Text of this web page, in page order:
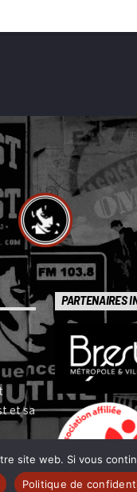
et sa
PARTENAIRES
site web. Si vous
Politique de